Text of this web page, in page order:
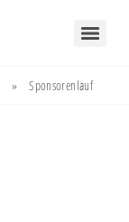
» Sponsorenlauf